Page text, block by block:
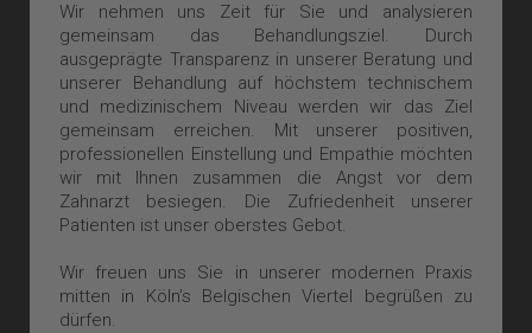
Wir nehmen uns Zeit für Sie und analysieren
gemeinsam das Behandlungsziel. Durch
ausgeprägte Transparenz in unserer Beratung und
unserer Behandlung auf höchstem technischem
und medizinischem Niveau werden wir das Ziel
gemeinsam erreichen. Mit unserer positiven,
professionellen Einstellung und Empathie möchten
wir mit Ihnen zusammen die Angst vor dem
Zahnarzt besiegen. Die Zufriedenheit unserer
Patienten ist unser oberstes Gebot.
Wir freuen uns Sie in unserer modernen Praxis
mitten in Köln’s Belgischen Viertel begrüßen zu
dürfen.